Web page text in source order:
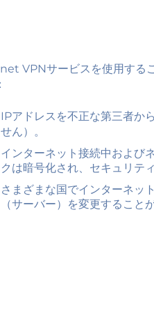
VPNサービスを使用する
IPアドレスを不正な第三者か
せん）。
インターネット接続中および
クは暗号化され、セキュリテ
さまざまな国でインターネッ
（サーバー）を変更すること